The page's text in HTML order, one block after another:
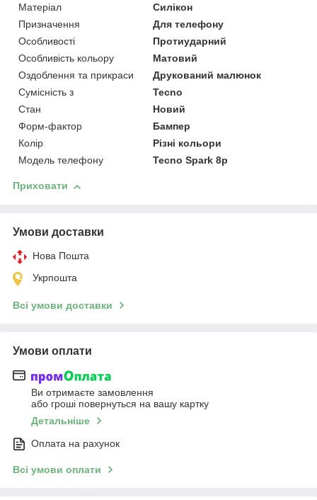
Матеріал
Силікон
Призначення
Для телефону
Особливості
Протиударний
Особливість кольору
Матовий
Оздоблення та прикраси
Друкований малюнок
Сумісність з
Tecno
Стан
Новий
Форм-фактор
Бампер
Колір
Різні кольори
Модель телефону
Tecno Spark 8p
Приховати
Умови доставки
Нова Пошта
Укрпошта
Всі умови доставки
Умови оплати
Ви отримаєте замовлення
або гроші повернуться на вашу картку
Детальніше
Оплата на рахунок
Всі умови оплати